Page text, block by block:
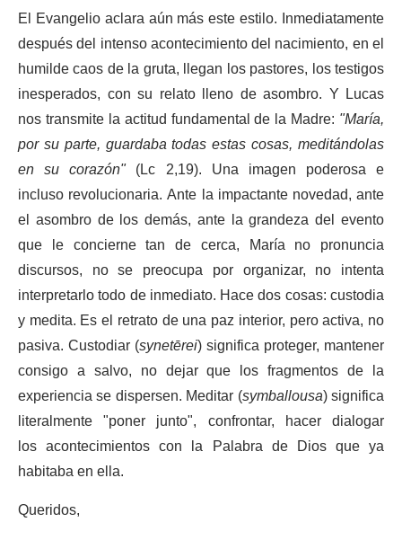
El Evangelio aclara aún más este estilo. Inmediatamente
después del intenso acontecimiento del nacimiento, en el
humilde caos de la gruta, llegan los pastores, los testigos
inesperados, con su relato lleno de asombro. Y Lucas
nos transmite la actitud fundamental de la Madre: "María,
por su parte, guardaba todas estas cosas, meditándolas
en su corazón"(Lc 2,19). Una imagen poderosa e
incluso revolucionaria. Ante la impactante novedad, ante
el asombro de los demás, ante la grandeza del evento
que le concierne tan de cerca, María no pronuncia
discursos, no se preocupa por organizar, no intenta
interpretarlo todo de inmediato. Hace dos cosas: custodia
y medita. Es el retrato de una paz interior, pero activa, no
pasiva. Custodiar (synetērei) significa proteger, mantener
consigo a salvo, no dejar que los fragmentos de la
experiencia se dispersen. Meditar (symballousa) significa
literalmente "poner junto", confrontar, hacer dialogar
los acontecimientos con la Palabra de Dios que ya
habitaba en ella.
Queridos,